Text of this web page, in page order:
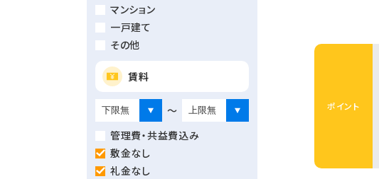
マンション
一戸建て
その他
賃料
～
管理費・共益費込み
敷金なし
礼金なし
ポイント